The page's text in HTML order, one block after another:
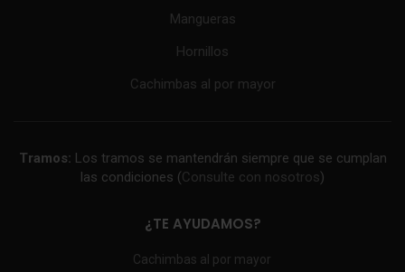
Mangueras
Hornillos
Cachimbas al por mayor
Tramos: Los tramos se mantendrán siempre que se cumplan
las condiciones (Consulte con nosotros)
¿TE AYUDAMOS?
Cachimbas al por mayor